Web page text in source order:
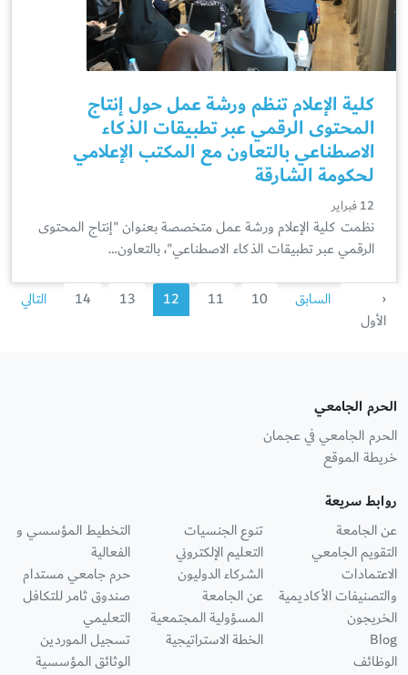
كلية الإعلام تنظم ورشة عمل حول إنتاج
المحتوى الرقمي عبر تطبيقات الذكاء
الاصطناعي بالتعاون مع المكتب الإعلامي
لحكومة الشارقة
12 فبراير
نظمت كلية الإعلام ورشة عمل متخصصة بعنوان "إنتاج المحتوى
الرقمي عبر تطبيقات الذكاء الاصطناعي"، بالتعاون…
‹
الأول
السابق 10
11
12
13
14 التالي
الحرم الجامعي
الحرم الجامعي في عجمان
خريطة الموقع
روابط سريعة
عن الجامعة
التقويم الجامعي
الاعتمادات
والتصنيفات الأكاديمية
الخريجون
Blog
الوظائف
تنوع الجنسيات
التعليم الإلكتروني
الشركاء الدوليون
عن الجامعة
المسؤولية المجتمعية
الخطة الاستراتيجية
التخطيط المؤسسي و
الفعالية
حرم جامعي مستدام
صندوق ثامر للتكافل
التعليمي
تسجيل الموردين
الوثائق المؤسسية